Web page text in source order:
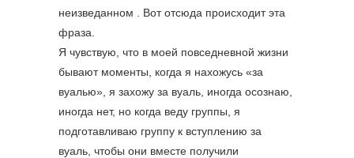
неизведанном . Вот отсюда происходит эта
фраза.
Я чувствую, что в моей повседневной жизни
бывают моменты, когда я нахожусь «за
вуалью», я захожу за вуаль, иногда осознаю,
иногда нет, но когда веду группы, я
подготавливаю группу к вступлению за
вуаль, чтобы они вместе получили